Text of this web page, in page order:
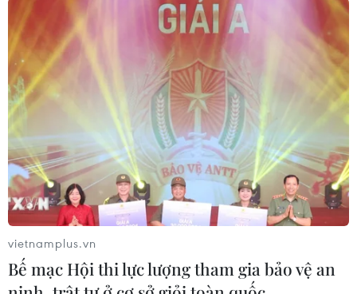
Tăng tốc đẩy tiến độ Dự án đường Hồ Chí
Minh đoạn Chợ Chu-Ngã ba Trung Sơn
03/12/2025 02:58
Chủ đầu tư yêu cầu nhà thầu thi công Dự án đường Hồ
Chí Minh đoạn Chợ Chu-Ngã ba Trung Sơn tăng cường
vietnamplus.vn
Bế mạc Hội thi lực lượng tham gia bảo vệ an